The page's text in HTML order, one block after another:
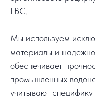
ГВС.
Мы используем
материалы и
обеспечивает
промышленных
учитывают